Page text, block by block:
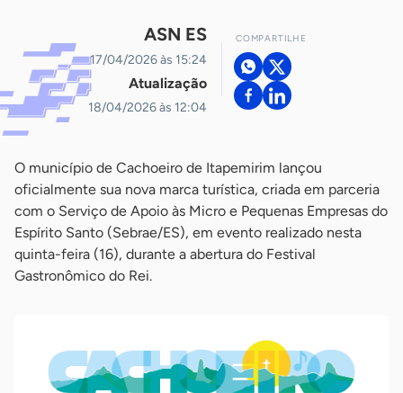
ASN ES
17/04/2026 às 15:24
Atualização
18/04/2026 às 12:04
COMPARTILHE
O município de Cachoeiro de Itapemirim lançou
oficialmente sua nova marca turística, criada em parceria
com o Serviço de Apoio às Micro e Pequenas Empresas do
Espírito Santo (Sebrae/ES), em evento realizado nesta
quinta-feira (16), durante a abertura do Festival
Gastronômico do Rei.